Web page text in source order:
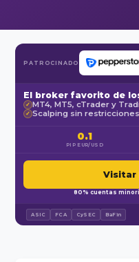
PATROCINADO
El broker favorito de
✓ MT4, MT5, cTrader y
✓ Scalping sin restricciones
0.1
PIP EUR/USD
Visitar
80% cuentas
ASIC FCA CySEC BaFin